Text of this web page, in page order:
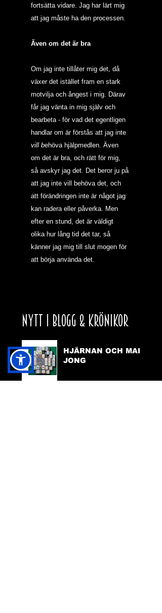
fortsätta vidare. Jag har lärt mig
att jag måste ha den processen.
Även om det är bra
Om jag inte tillåter mig det, då
växer det istället fram en stark
motvilja och ångest i mig. Därav
får jag vänta in mig själv och
bearbeta - för vad det egentligen
handlar om är förstås att jag inte
vill behöva hjälpmedlen. Även
om det är bra, och rätt för mig,
så avskyr jag det. Det beror ju på
att jag inte vill behöva det, och
att förändringen inte är något jag
kan radera eller påverka. Men
efter en stund, det är väldigt
olika hur lång tid det tar, så
känner jag mig till slut mogen för
att börja använda det.
NYTT I BLOGG & KRÖNIKOR
HJÄRNAN OCH MAH
JONG